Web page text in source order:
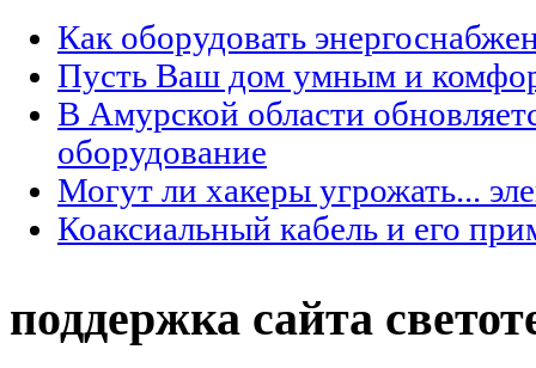
Как оборудовать
Пусть Ваш дом умным и
В Амурской области
оборудование
Могут ли хакеры угрожать...
Коаксиальный кабель и его
поддержка сайта